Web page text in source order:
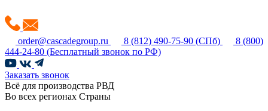
order@cascadegroup.ru 8 (812) 490-75-90 (СПб)
8 (800)
444-24-80 (Бесплатный звонок по РФ)
Заказать звонок
Всё для производства РВД
Во всех регионах Страны